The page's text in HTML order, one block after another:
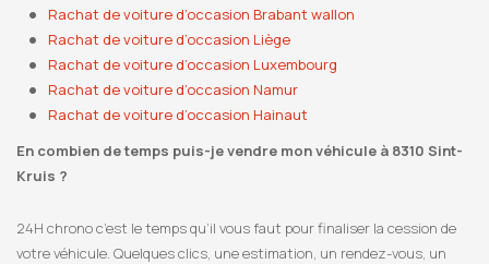
Rachat de voiture d’occasion Brabant wallon
Rachat de voiture d’occasion Liège
Rachat de voiture d’occasion Luxembourg
Rachat de voiture d’occasion Namur
Rachat de voiture d’occasion Hainaut
En combien de temps puis-je vendre mon véhicule à 8310 Sint-
Kruis ?
24H chrono c’est le temps qu’il vous faut pour finaliser la cession de
votre véhicule. Quelques clics, une estimation, un rendez-vous, un